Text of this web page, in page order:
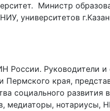
Министр
университетов
России. Руководители
Пермского края,
социального
медиаторы, нотариусы,